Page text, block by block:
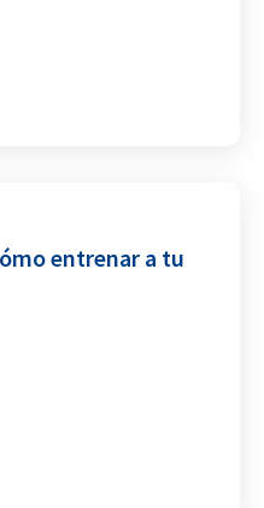
entrenar a tu